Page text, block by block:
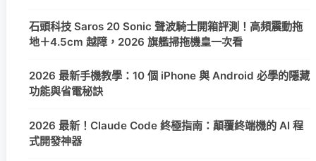
石頭科技 Saros 20 Sonic 聲波騎士開箱評測！高頻震動拖
地＋4.5cm 越障，2026 旗艦掃拖機皇一次看
2026 最新手機教學：10 個 iPhone 與 Android 必學的隱藏
功能與省電秘訣
2026 最新！Claude Code 終極指南：顛覆終端機的 AI 程
式開發神器